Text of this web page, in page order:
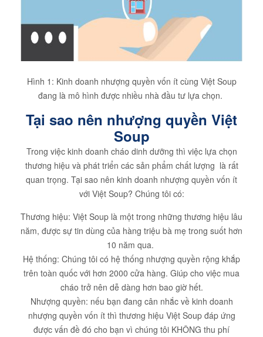
Hình 1: Kinh doanh nhượng quyền vốn ít cùng Việt Soup
đang là mô hình được nhiều nhà đầu tư lựa chọn.
Tại sao nên nhượng quyền Việt
Soup
Trong việc kinh doanh cháo dinh dưỡng thì việc lựa chọn
thương hiệu và phát triển các sản phẩm chất lượng là rất
quan trọng. Tại sao nên kinh doanh nhượng quyền vốn ít
với Việt Soup? Chúng tôi có:
Thương hiệu: Việt Soup là một trong những thương hiệu lâu
năm, được sự tin dùng của hàng triệu bà mẹ trong suốt hơn
10 năm qua.
Hệ thống: Chúng tôi có hệ thống nhượng quyền rộng khắp
trên toàn quốc với hơn 2000 cửa hàng. Giúp cho việc mua
cháo trở nên dễ dàng hơn bao giờ hết.
Nhượng quyền: nếu bạn đang cân nhắc về kinh doanh
nhượng quyền vốn ít thì thương hiệu Việt Soup đáp ứng
được vấn đề đó cho bạn vì chúng tôi KHÔNG thu phí